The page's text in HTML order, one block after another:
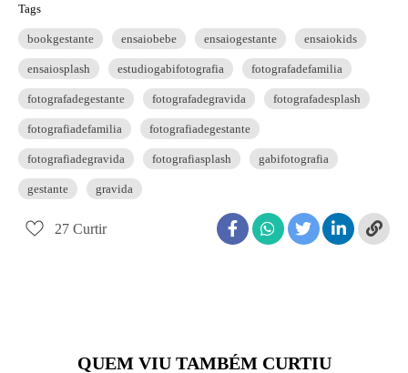
Tags
bookgestante ensaiobebe ensaiogestante ensaiokids
ensaiosplash estudiogabifotografia fotografadefamilia
fotografadegestante fotografadegravida fotografadesplash
fotografiadefamilia fotografiadegestante
fotografiadegravida fotografiasplash gabifotografia
gestante gravida
27 Curtir
QUEM VIU TAMBÉM CURTIU